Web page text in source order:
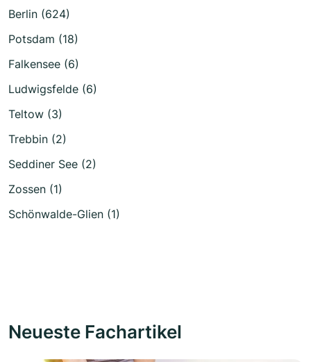
Berlin (624)
Potsdam (18)
Falkensee (6)
Ludwigsfelde (6)
Teltow (3)
Trebbin (2)
Seddiner See (2)
Zossen (1)
Schönwalde-Glien (1)
Neueste Fachartikel